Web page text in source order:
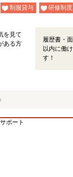
制服貸与 研修制度
を見て
ある方
履歴書・
以内に働
す！
ポート